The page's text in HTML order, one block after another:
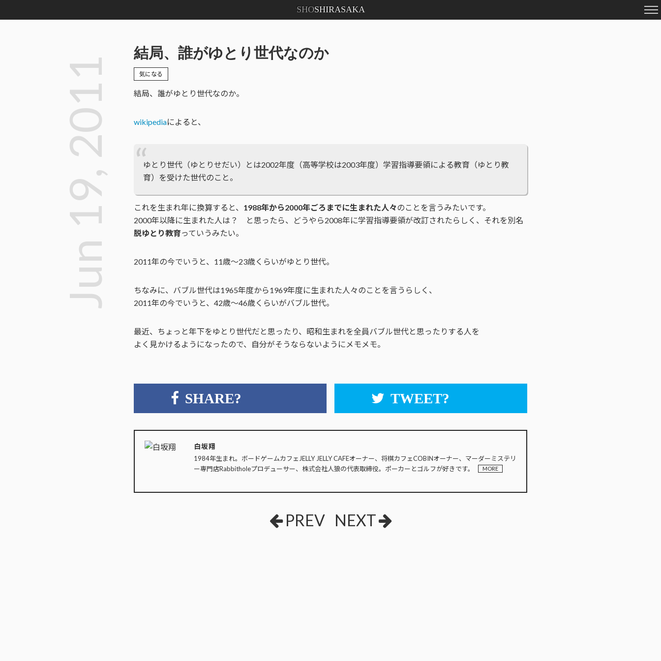
SHOSHIRASAKA
結局、誰がゆとり世代なのか
Jun 19, 2011 気になる
結局、誰がゆとり世代なのか。
wikipediaによると、
ゆとり世代（ゆとりせだい）とは2002年度（高等学校は2003年度）学習指導要領による教育（ゆとり教
育）を受けた世代のこと。
これを生まれ年に換算すると、 1988年から2000年ごろまでに生まれた人々のことを言うみたいです。
2000年以降に生まれた人は？ と思ったら、どうやら2008年に学習指導要領が改訂されたらしく、それを別名
脱ゆとり教育っていうみたい。
2011年の今でいうと、11歳〜23歳くらいがゆとり世代。
ちなみに、バブル世代は1965年度から1969年度に生まれた人々のことを言うらしく、
2011年の今でいうと、42歳〜46歳くらいがバブル世代。
最近、ちょっと年下をゆとり世代だと思ったり、昭和生まれを全員バブル世代と思ったりする人を
よく見かけるようになったので、自分がそうならないようにメモメモ。
SHARE? TWEET?
白坂翔
1984年生まれ。ボードゲームカフェJELLY JELLY CAFEオーナー、将棋カフェCOBINオーナー、マーダーミステリ
ー専門店Rabbitholeプロデューサー、株式会社人狼の代表取締役。ポーカーとゴルフが好きです。
MORE
PREV NEXT